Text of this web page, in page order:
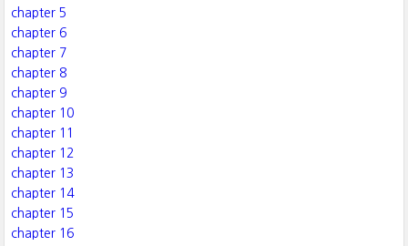
chapter 5
chapter 6
chapter 7
chapter 8
chapter 9
chapter 10
chapter 11
chapter 12
chapter 13
chapter 14
chapter 15
chapter 16